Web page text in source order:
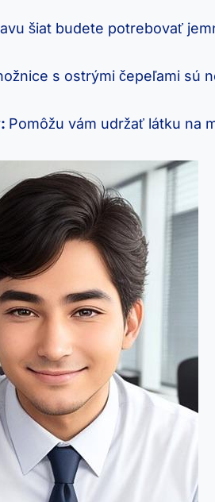
šiat budete⁤ potrebovať
s‍ ostrými čepeľami sú‌
Pomôžu vám udržať látku na